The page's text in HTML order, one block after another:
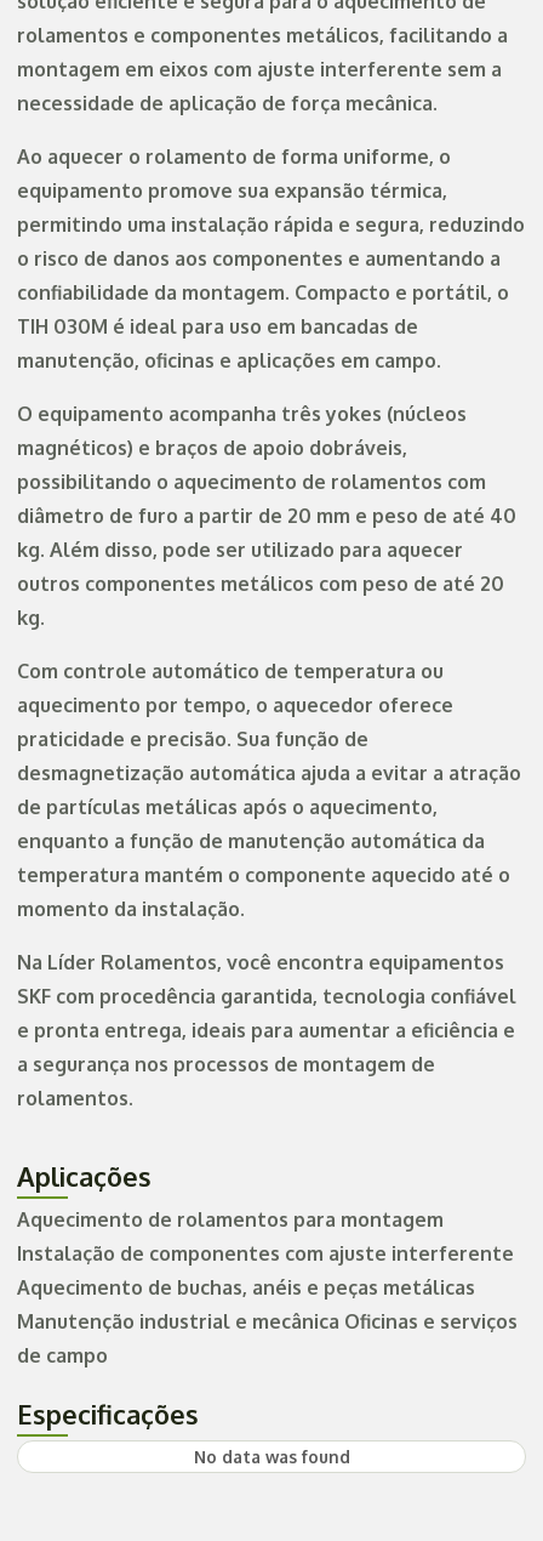
rolamentos e componentes metálicos, facilitando a
montagem em eixos com ajuste interferente sem a
necessidade de aplicação de força mecânica.
Ao aquecer o rolamento de forma uniforme, o
equipamento promove sua expansão térmica,
permitindo uma instalação rápida e segura, reduzindo
o risco de danos aos componentes e aumentando a
confiabilidade da montagem. Compacto e portátil, o
TIH 030M é ideal para uso em bancadas de
manutenção, oficinas e aplicações em campo.
O equipamento acompanha três yokes (núcleos
magnéticos) e braços de apoio dobráveis,
possibilitando o aquecimento de rolamentos com
diâmetro de furo a partir de 20 mm e peso de até 40
kg. Além disso, pode ser utilizado para aquecer
outros componentes metálicos com peso de até 20
kg.
Com controle automático de temperatura ou
aquecimento por tempo, o aquecedor oferece
praticidade e precisão. Sua função de
desmagnetização automática ajuda a evitar a atração
de partículas metálicas após o aquecimento,
enquanto a função de manutenção automática da
temperatura mantém o componente aquecido até o
momento da instalação.
Na Líder Rolamentos, você encontra equipamentos
SKF com procedência garantida, tecnologia confiável
e pronta entrega, ideais para aumentar a eficiência e
a segurança nos processos de montagem de
rolamentos.
Aplicações
Aquecimento de rolamentos para montagem
Instalação de componentes com ajuste interferente
Aquecimento de buchas, anéis e peças metálicas
Manutenção industrial e mecânica Oficinas e serviços
de campo
Especificações
No data was found